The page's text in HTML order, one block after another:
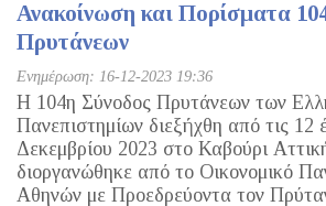
Ανακοίνωση και Πορίσματα
Πρυτάνεων
Ενημέρωση: 16-12-2023 19:36
Η 104η Σύνοδος Πρυτάνεων των
Πανεπιστημίων διεξήχθη από τις 12
Δεκεμβρίου 2023 στο Καβούρι
διοργανώθηκε από το Οικονομικό
Αθηνών με Προεδρεύοντα τον